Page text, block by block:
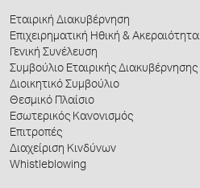
Εταιρική Διακυβέρνηση
Επιχειρηματική Ηθική & Ακεραιότητα
Γενική Συνέλευση
Συμβούλιο Εταιρικής Διακυβέρνησης
Διοικητικό Συμβούλιο
Θεσμικό Πλαίσιο
Εσωτερικός Κανονισμός
Επιτροπές
Διαχείριση Κινδύνων
Whistleblowing